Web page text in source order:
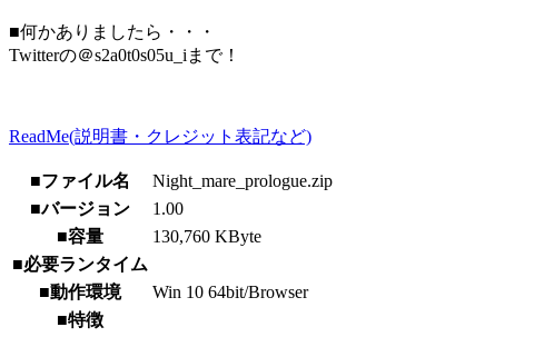
■何かありましたら・・・
Twitterの＠s2a0t0s05u_iまで！
ReadMe(説明書・クレジット表記など)
■ファイル名
Night_mare_prologue.zip
■バージョン
1.00
■容量
130,760 KByte
■必要ランタイム
■動作環境
Win 10 64bit/Browser
■特徴